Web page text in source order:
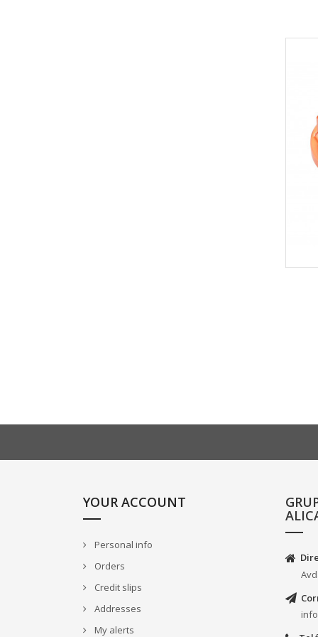
YOUR ACCOUNT
Personal info
Orders
Credit slips
Addresses
My alerts